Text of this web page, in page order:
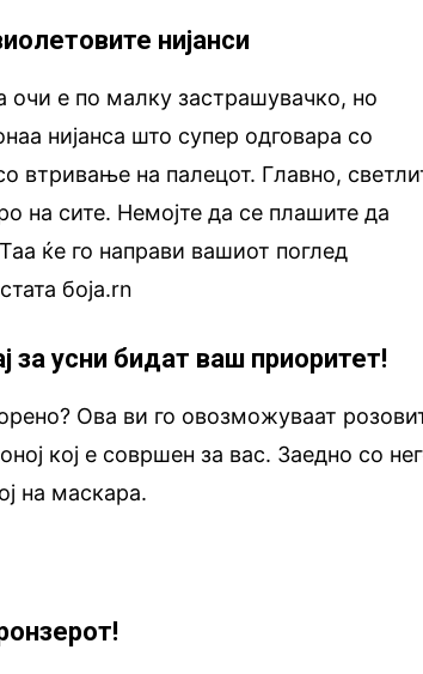
нијанси
очи е по малку застрашувачко, но
нијанса што супер одговара со
втривање на палецот. Главно,
на сите. Немојте да се плашите да
ќе го направи вашиот поглед
боја.rn
за усни бидат ваш приоритет!
Ова ви го овозможуваат
кој е совршен за вас. Заедно со
на маскара.